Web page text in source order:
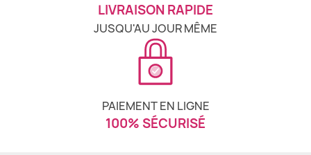
LIVRAISON RAPIDE
JUSQU'AU JOUR MÊME
PAIEMENT EN LIGNE
100% SÉCURISÉ